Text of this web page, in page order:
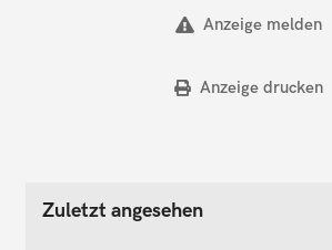
Anzeige melden
Anzeige drucken
Zuletzt angesehen